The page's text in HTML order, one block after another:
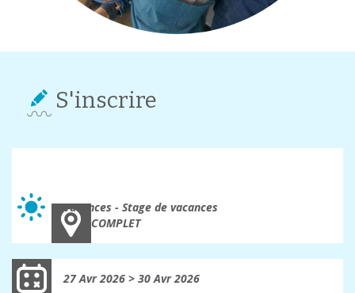
S'inscrire
Vacances - Stage de vacances
COMPLET
27 Avr 2026 > 30 Avr 2026